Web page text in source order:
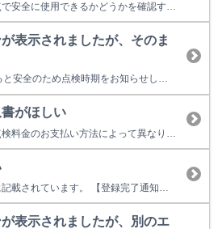
あんしん点検は、点検時点で安全に使用できるかどうかを確認する「製品の健康診断」のようなものです。 お困りの症状がない場合に行うもので、修理や清掃は含まれておりません。 製品に不具合がある場合は、まずは こちら から不具合内容と解決方法をご確認ください。お客様ご自身での操作で解決しない場合は、修理のお申し込みをご検討ください。 修理の申し込みは こちら 製造から10年（業務用機器は...
表示されましたが、そのま
使用期間が10年相当になると安全のため点検時期をお知らせします。点検お知らせ機能は故障表示ではないため、表示された状態でそのまま使用することもできますが、経年劣化に起因する製品事故を防止するため、あんしん点検をおすすめしています。点検を受けない場合は製品の取り替えをおすすめしています。 点検お知らせ機能の解除方法は こちら あんしん点検に関するお問い合わせはリンナイ保守点検コールセン...
がほしい
点検期間は登録完了通知に記載されています。 【登録完了通知 郵送】 【登録完了通知 メール】 あんしん点検に関するお問い合わせはリンナイ保守点検コールセンターまでお電話ください。 ■リンナイ 保守点検コールセンター 0120-493110 フリーダイヤル受付時間：9：00～18：00 ※土日・祝日および当社指定休日を除く 点検期間は点検のお知らせに記載されています。...
表示されましたが、別のエ